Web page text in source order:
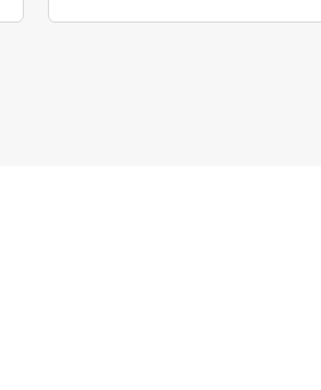
złociste trunki zupełnie za darmo!